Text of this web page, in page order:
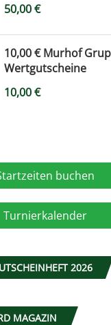
50,00€
10,00 € Murhof
Wertgutscheine
10,00€
buchen
Turnierkalender
2026
MAGAZIN